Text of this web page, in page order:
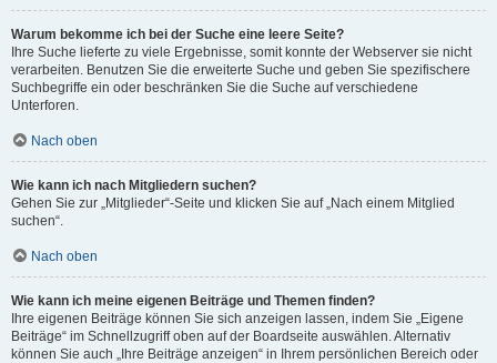
Warum bekomme ich bei der Suche eine leere Seite?
Ihre Suche lieferte zu viele Ergebnisse, somit konnte der Webserver sie nicht
verarbeiten. Benutzen Sie die erweiterte Suche und geben Sie spezifischere
Suchbegriffe ein oder beschränken Sie die Suche auf verschiedene
Unterforen.
Nach oben
Wie kann ich nach Mitgliedern suchen?
Gehen Sie zur „Mitglieder“-Seite und klicken Sie auf „Nach einem Mitglied
suchen“.
Nach oben
Wie kann ich meine eigenen Beiträge und Themen finden?
Ihre eigenen Beiträge können Sie sich anzeigen lassen, indem Sie „Eigene
Beiträge“ im Schnellzugriff oben auf der Boardseite auswählen. Alternativ
können Sie auch „Ihre Beiträge anzeigen“ in Ihrem persönlichen Bereich oder